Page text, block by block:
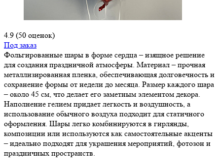
4.9 (50 оценок)
Под заказ
Фольгированные шары в форме сердца – изящное решение
для создания праздничной атмосферы. Материал – прочная
металлизированная пленка, обеспечивающая долговечность и
сохранение формы от недели до месяца. Размер каждого шара
– около 45 см, что делает его заметным элементом декора.
Наполнение гелием придает легкость и воздушность, а
использование обычного воздуха подходит для статичного
оформления. Шары легко комбинируются в гирлянды,
композиции или используются как самостоятельные акценты
– идеально подходят для украшения мероприятий, фотозон и
праздничных пространств.